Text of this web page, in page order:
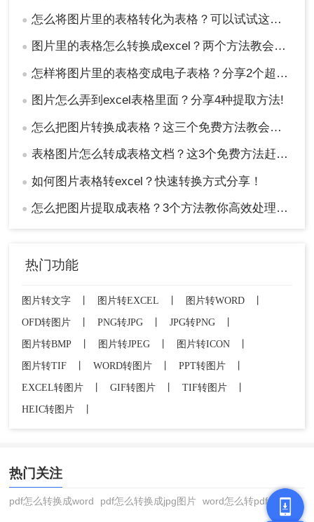
● 怎么将图片里的表格转化为表格？可以试试这三个方法！
● 图片里的表格怎么转换成excel？两个方法教会你！
● 怎样将图片里的表格变成电子表格？分享2个超实用的方法！
● 图片怎么弄到excel表格里面？分享4种提取方法!
● 怎么把图片转换成表格？这三个免费方法教会你！
● 表格图片怎么转成表格文档？这3个免费方法赶紧收藏！
● 如何图片表格转excel？快速转换方式分享！
● 怎么把图片提取成表格？3个方法教你高效处理数据~
热门功能
图片转文字 图片转EXCEL 图片转WORD
OFD转图片
PNG转JPG JPG转PNG
图片转BMP
图片转JPEG 图片转ICON
图片转TIF
WORD转图片 PPT转图片
EXCEL转图片
GIF转图片 TIF转图片
HEIC转图片
热门关注
pdf怎么转换成word pdf怎么转换成jpg图片 word怎么转pdf